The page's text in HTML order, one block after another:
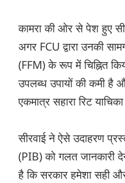
कामरा की ओर से पेश हुए
अगर FCU द्वारा उनकी
(FFM) के रूप में चिह्नित
उपलब्ध उपायों की कमी है
एकमात्र सहारा रिट
सीरवाई ने ऐसे उदाहरण
(PIB) को गलत जानकारी
है कि सरकार हमेशा सही